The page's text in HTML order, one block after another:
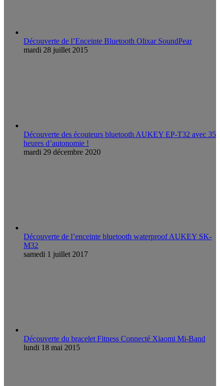
Découverte de l’Enceinte Bluetooth Olixar SoundPear
mardi 28 juillet 2015
Découverte des écouteurs bluetooth AUKEY EP-T32 avec 35
heures d’autonomie !
mardi 29 décembre 2020
Découverte de l’enceinte bluetooth waterproof AUKEY SK-
M32
samedi 1 juillet 2017
Découverte du bracelet Fitness Connecté Xiaomi Mi-Band
lundi 18 mai 2015